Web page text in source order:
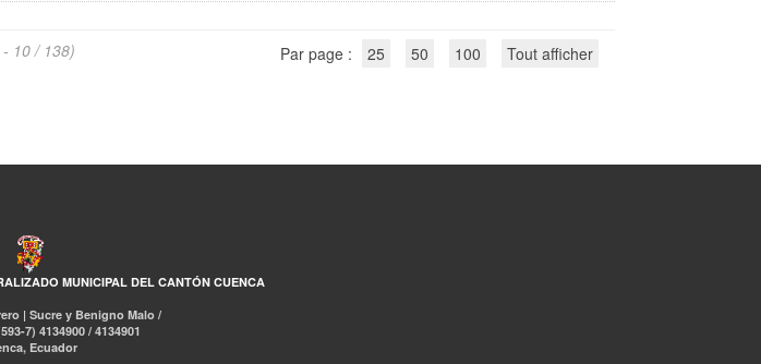
- 10 / 138) Par page : 25 50 100 Tout afficher
MUNICIPAL DEL CANTÓN CUENCA
| Sucre y Benigno Malo /
7) 4134900 / 4134901
Ecuador